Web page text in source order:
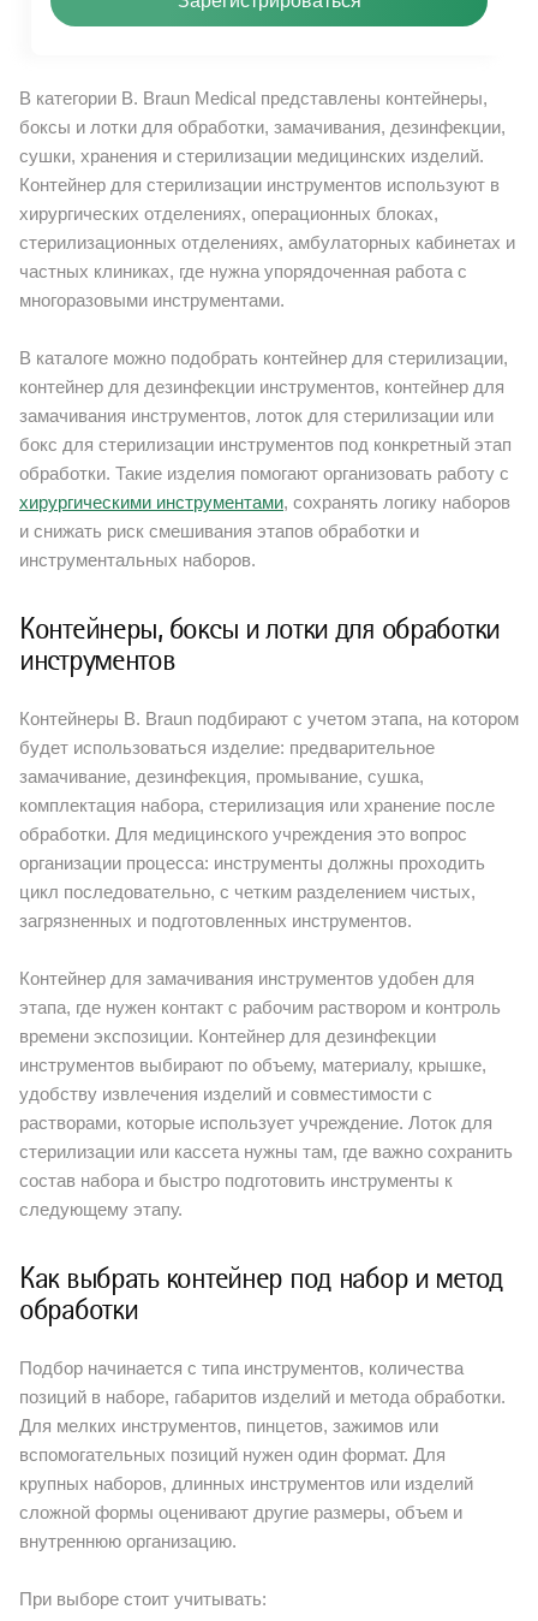
В категории B. Braun Medical представлены контейнеры,
боксы и лотки для обработки, замачивания, дезинфекции,
сушки, хранения и стерилизации медицинских изделий.
Контейнер для стерилизации инструментов используют в
хирургических отделениях, операционных блоках,
стерилизационных отделениях, амбулаторных кабинетах и
частных клиниках, где нужна упорядоченная работа с
многоразовыми инструментами.
В каталоге можно подобрать контейнер для стерилизации,
контейнер для дезинфекции инструментов, контейнер для
замачивания инструментов, лоток для стерилизации или
бокс для стерилизации инструментов под конкретный этап
обработки. Такие изделия помогают организовать работу с
хирургическими инструментами, сохранять логику наборов
и снижать риск смешивания этапов обработки и
инструментальных наборов.
Контейнеры, боксы и лотки для обработки
инструментов
Контейнеры B. Braun подбирают с учетом этапа, на котором
будет использоваться изделие: предварительное
замачивание, дезинфекция, промывание, сушка,
комплектация набора, стерилизация или хранение после
обработки. Для медицинского учреждения это вопрос
организации процесса: инструменты должны проходить
цикл последовательно, с четким разделением чистых,
загрязненных и подготовленных инструментов.
Контейнер для замачивания инструментов удобен для
этапа, где нужен контакт с рабочим раствором и контроль
времени экспозиции. Контейнер для дезинфекции
инструментов выбирают по объему, материалу, крышке,
удобству извлечения изделий и совместимости с
растворами, которые использует учреждение. Лоток для
стерилизации или кассета нужны там, где важно сохранить
состав набора и быстро подготовить инструменты к
следующему этапу.
Как выбрать контейнер под набор и метод
обработки
Подбор начинается с типа инструментов, количества
позиций в наборе, габаритов изделий и метода обработки.
Для мелких инструментов, пинцетов, зажимов или
вспомогательных позиций нужен один формат. Для
крупных наборов, длинных инструментов или изделий
сложной формы оценивают другие размеры, объем и
внутреннюю организацию.
При выборе стоит учитывать: